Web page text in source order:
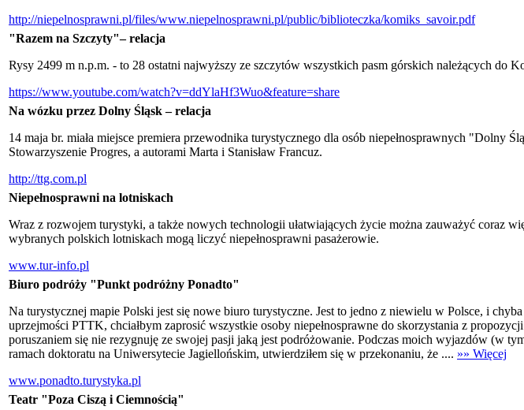
http://niepelnosprawni.pl/files/www.niepelnosprawni.pl/public/biblioteczka/komiks_savoir.pdf
"Razem na Szczyty"– relacja
Rysy 2499 m n.p.m. - to 28 ostatni najwyższy ze szczytów wszystkich pasm górskich należących do
https://www.youtube.com/watch?v=ddYlaHf3Wuo&feature=share
Na wózku przez Dolny Śląsk – relacja
14 maja br. miała miejsce premiera przewodnika turystycznego dla osób niepełnosprawnych "Dolny
Stowarzyszenie Progres, a autorami Marta i Stanisław Francuz.
http://ttg.com.pl
Niepełnosprawni na lotniskach
Wraz z rozwojem turystyki, a także nowych technologii ułatwiających życie można zauważyć coraz
wybranych polskich lotniskach mogą liczyć niepełnosprawni pasażerowie.
www.tur-info.pl
Biuro podróży "Punkt podróżny Ponadto"
Na turystycznej mapie Polski jest się nowe biuro turystyczne. Jest to jedno z niewielu w Polsce, i
uprzejmości PTTK, chciałbym zaprosić wszystkie osoby niepełnosprawne do skorzystania z
poruszaniem się nie rezygnuję ze swojej pasji jaką jest podróżowanie. Podczas moich wyjazdów (w
ramach doktoratu na Uniwersytecie Jagiellońskim, utwierdziłem się w przekonaniu, że .... »» Więcej
www.ponadto.turystyka.pl
Teatr "Poza Ciszą i Ciemnością"